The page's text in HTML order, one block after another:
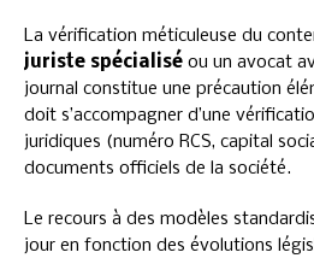
La vérification méticuleuse du
juriste spécialisé ou un avocat
journal constitue une précaution
doit s’accompagner d’une
juridiques (numéro RCS, capital
documents officiels de la société.
Le recours à des modèles
jour en fonction des évolutions